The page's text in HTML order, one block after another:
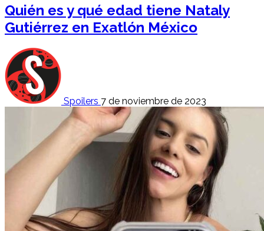
Quién es y qué edad tiene Nataly
Gutiérrez en Exatlón México
Spoilers 7 de noviembre de 2023